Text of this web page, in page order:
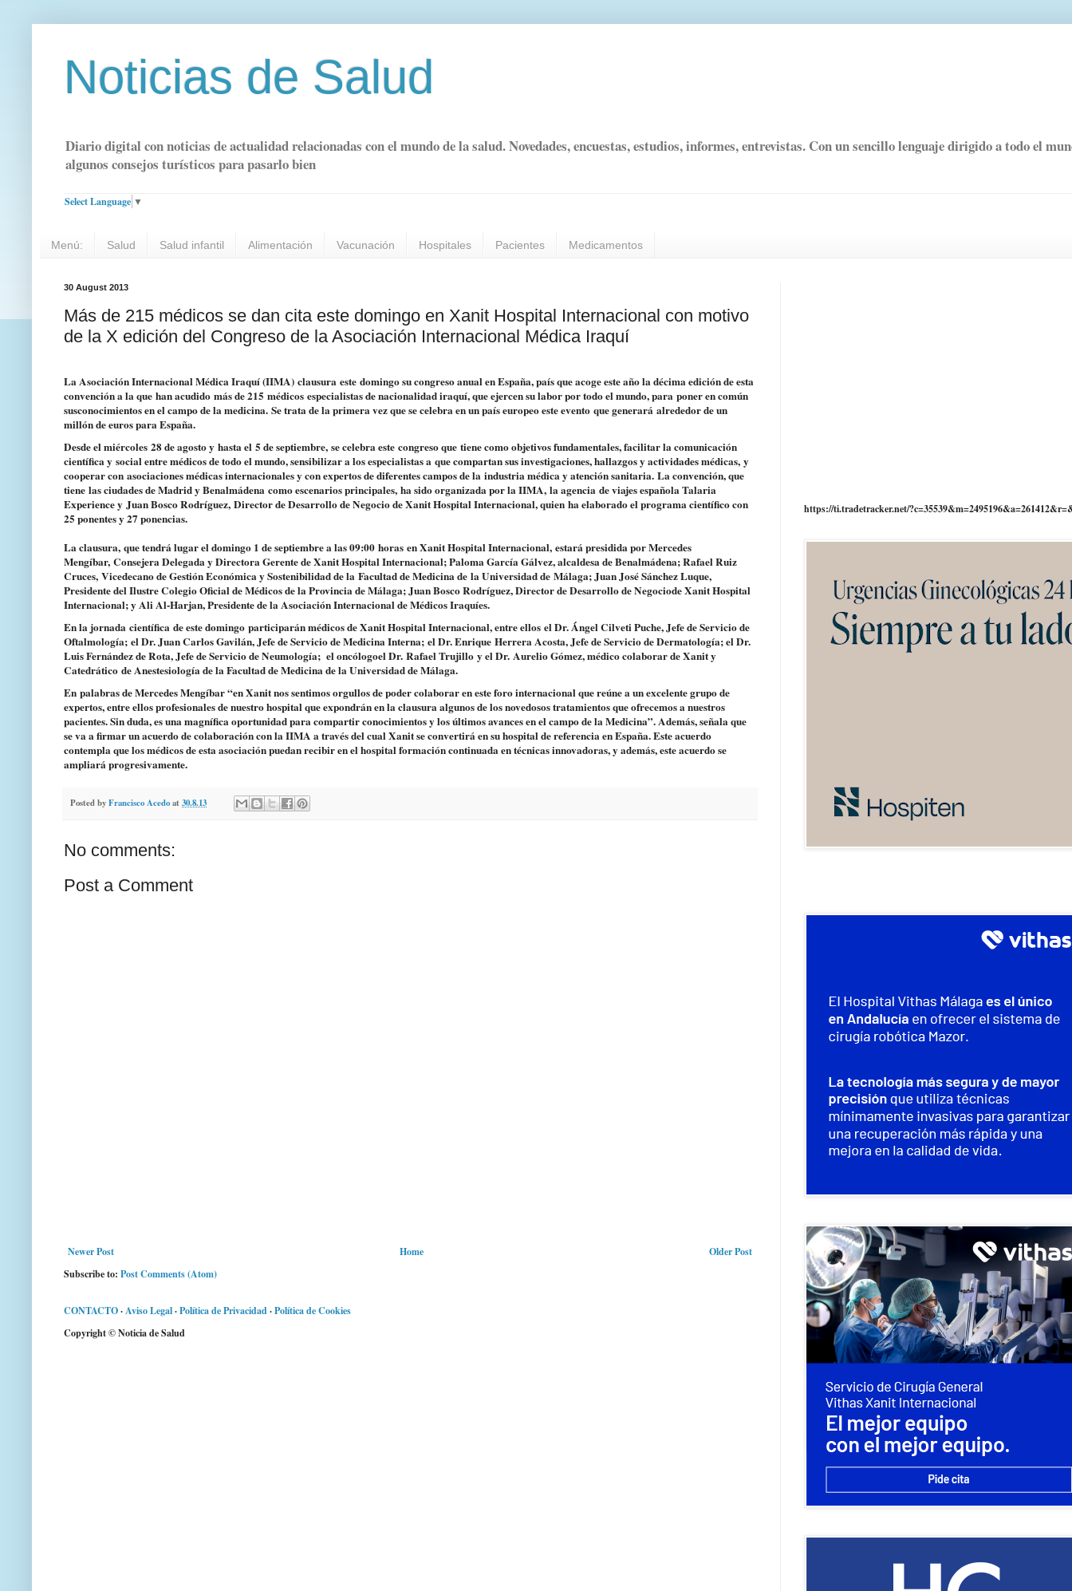
Noticias de Salud
Diario digital con noticias de actualidad relacionadas con el mundo de la salud. Novedades, encuestas, estudios, informes, entrevistas. Con un sencillo lenguaje dirigido a todo el
algunos consejos turísticos para pasarlo bien
Select Language ▼
Menú: Salud Salud infantil Alimentación Vacunación Hospitales Pacientes Medicamentos
30 August 2013
Más de 215 médicos se dan cita este domingo en Xanit Hospital Internacional con motivo
de la X edición del Congreso de la Asociación Internacional Médica Iraquí
La Asociación Internacional Médica Iraquí (IIMA) clausura este domingo su congreso anual en España, país que acoge este año la décima edición de esta
convención a la que han acudido más de 215 médicos especialistas de nacionalidad iraquí, que ejercen su labor por todo el mundo, para poner en común
susconocimientos en el campo de la medicina. Se trata de la primera vez que se celebra en un país europeo este evento que generará alrededor de un
millón de euros para España.
Desde el miércoles 28 de agosto y hasta el 5 de septiembre, se celebra este congreso que tiene como objetivos fundamentales, facilitar la comunicación
científica y social entre médicos de todo el mundo, sensibilizar a los especialistas a que compartan sus investigaciones, hallazgos y actividades médicas, y
cooperar con asociaciones médicas internacionales y con expertos de diferentes campos de la industria médica y atención sanitaria. La convención, que
tiene las ciudades de Madrid y Benalmádena como escenarios principales, ha sido organizada por la IIMA, la agencia de viajes española Talaria
Experience y Juan Bosco Rodríguez, Director de Desarrollo de Negocio de Xanit Hospital Internacional, quien ha elaborado el programa científico con
25 ponentes y 27 ponencias.
La clausura, que tendrá lugar el domingo 1 de septiembre a las 09:00 horas en Xanit Hospital Internacional, estará presidida por Mercedes
Mengíbar, Consejera Delegada y Directora Gerente de Xanit Hospital Internacional; Paloma García Gálvez, alcaldesa de Benalmádena; Rafael Ruiz
Cruces, Vicedecano de Gestión Económica y Sostenibilidad de la Facultad de Medicina de la Universidad de Málaga; Juan José Sánchez Luque,
Presidente del Ilustre Colegio Oficial de Médicos de la Provincia de Málaga; Juan Bosco Rodríguez, Director de Desarrollo de Negociode Xanit Hospital
Internacional; y Ali Al-Harjan, Presidente de la Asociación Internacional de Médicos Iraquíes.
En la jornada científica de este domingo participarán médicos de Xanit Hospital Internacional, entre ellos el Dr. Ángel Cilveti Puche, Jefe de Servicio de
Oftalmología; el Dr. Juan Carlos Gavilán, Jefe de Servicio de Medicina Interna; el Dr. Enrique Herrera Acosta, Jefe de Servicio de Dermatología; el Dr.
Luis Fernández de Rota, Jefe de Servicio de Neumología; el oncólogoel Dr. Rafael Trujillo y el Dr. Aurelio Gómez, médico colaborar de Xanit y
Catedrático de Anestesiología de la Facultad de Medicina de la Universidad de Málaga.
En palabras de Mercedes Mengíbar “en Xanit nos sentimos orgullos de poder colaborar en este foro internacional que reúne a un excelente grupo de
expertos, entre ellos profesionales de nuestro hospital que expondrán en la clausura algunos de los novedosos tratamientos que ofrecemos a nuestros
pacientes. Sin duda, es una magnífica oportunidad para compartir conocimientos y los últimos avances en el campo de la Medicina”. Además, señala que
se va a firmar un acuerdo de colaboración con la IIMA a través del cual Xanit se convertirá en su hospital de referencia en España. Este acuerdo
contempla que los médicos de esta asociación puedan recibir en el hospital formación continuada en técnicas innovadoras, y además, este acuerdo se
ampliará progresivamente.
Posted byFrancisco Acedoat 30.8.13
No comments:
Post a Comment
Newer Post Older Post
Home
Subscribe to: Post Comments (Atom)
CONTACTO·Aviso Legal·Política de Privacidad·Política de Cookies
Copyright © Noticia de Salud
https://ti.tradetracker.net/